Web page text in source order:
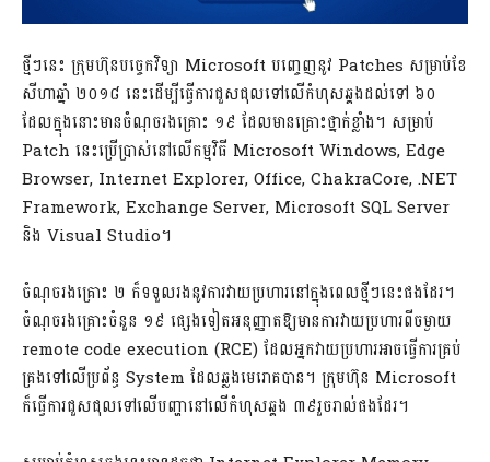
ថ្មីៗនេះ ក្រុមហ៊ុនបច្ចេកវិទ្យា Microsoft បញ្ចេញនូវ Patches សម្រាប់ខែ
សីហាឆ្នាំ ២០១៨ នេះដើម្បីធ្វើការជួសជុលទៅលើកំហុសឆ្គងដល់ទៅ ៦០
ដែលក្នុងនោះមានចំណុចរងគ្រោះ ១៩ ដែលមានគ្រោះថ្នាក់ខ្លាំង។ សម្រាប់
Patch នេះប្រើប្រាស់នៅលើកម្មវិធី Microsoft Windows, Edge
Browser, Internet Explorer, Office, ChakraCore, .NET
Framework, Exchange Server, Microsoft SQL Server
និង Visual Studio។
ចំណុចរងគ្រោះ ២ ក៏ទទួលរងនូវការវាយប្រហារនៅក្នុងពេលថ្មីៗនេះផងដែរ។
ចំណុចរងគ្រោះចំនួន ១៩ ផ្សេងទៀតអនុញ្ញាតឱ្យមានការវាយប្រហារពីចម្ងាយ
remote code execution (RCE) ដែលអ្នកវាយប្រហារអាចធ្វើការគ្រប់
គ្រងទៅលើប្រព័ន្ធ System ដែលឆ្លងមេរោគបាន។ ក្រុមហ៊ុន Microsoft
ក៏ធ្វើការជួសជុលទៅលើបញ្ហានៅលើកំហុសឆ្គង ៣៩​រួចរាល់ផងដែរ។